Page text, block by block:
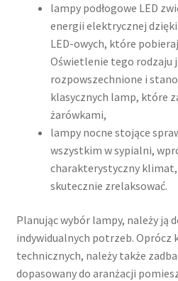
lampy podłogowe LED
energii elektrycznej
LED-owych, które
Oświetlenie tego rodzaju
rozpowszechnione i
klasycznych lamp, które
żarówkami,
lampy nocne stojące
wszystkim w sypialni,
charakterystyczny
skutecznie zrelaksować.
Planując wybór lampy, należy ją
indywidualnych potrzeb.
technicznych, należy także
dopasowany do aranżacji